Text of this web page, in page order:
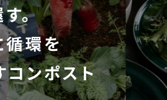
。
循環を
コンポスト